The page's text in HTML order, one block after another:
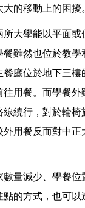
的移動上的困擾
大學能以平面或
雖然也位於教學
餐廳位於地下三樓
用餐。而學餐外
繞行，對於輪椅
用餐反而對中正
量減少、學餐位
的方式，也可以